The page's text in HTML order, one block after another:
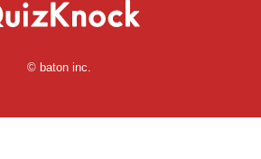
© baton inc.